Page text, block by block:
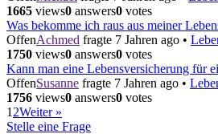
1665 views0 answers0 votes
Was bekomme ich raus aus meiner
OffenAchmed fragte 7 Jahren ago •
1750 views0 answers0 votes
Kann man eine Lebensversicherung für
OffenSusanne fragte 7 Jahren ago •
1756 views0 answers0 votes
1 2Weiter »
Stelle eine Frage